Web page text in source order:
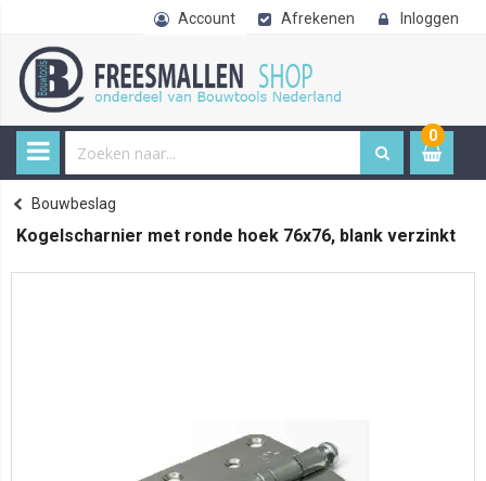
Account Afrekenen Inloggen
0
item
Home
Bouwbeslag
Kogelscharnier met ronde hoek 76x76, blank verzinkt